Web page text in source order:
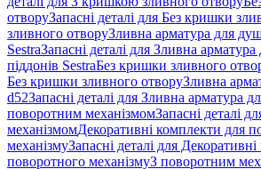
отворуЗапасні деталі для Без кришки
зливного отворуЗливна арматура для
SestraЗапасні деталі для Зливна
піддонів SestraБез кришки зливного
Без кришки зливного отворуЗливна
d52Запасні деталі для Зливна арматура
поворотним механізмомЗапасні деталі
механізмомДекоративні комплекти для
механізмуЗапасні деталі для
поворотного механізмуЗ поворотним